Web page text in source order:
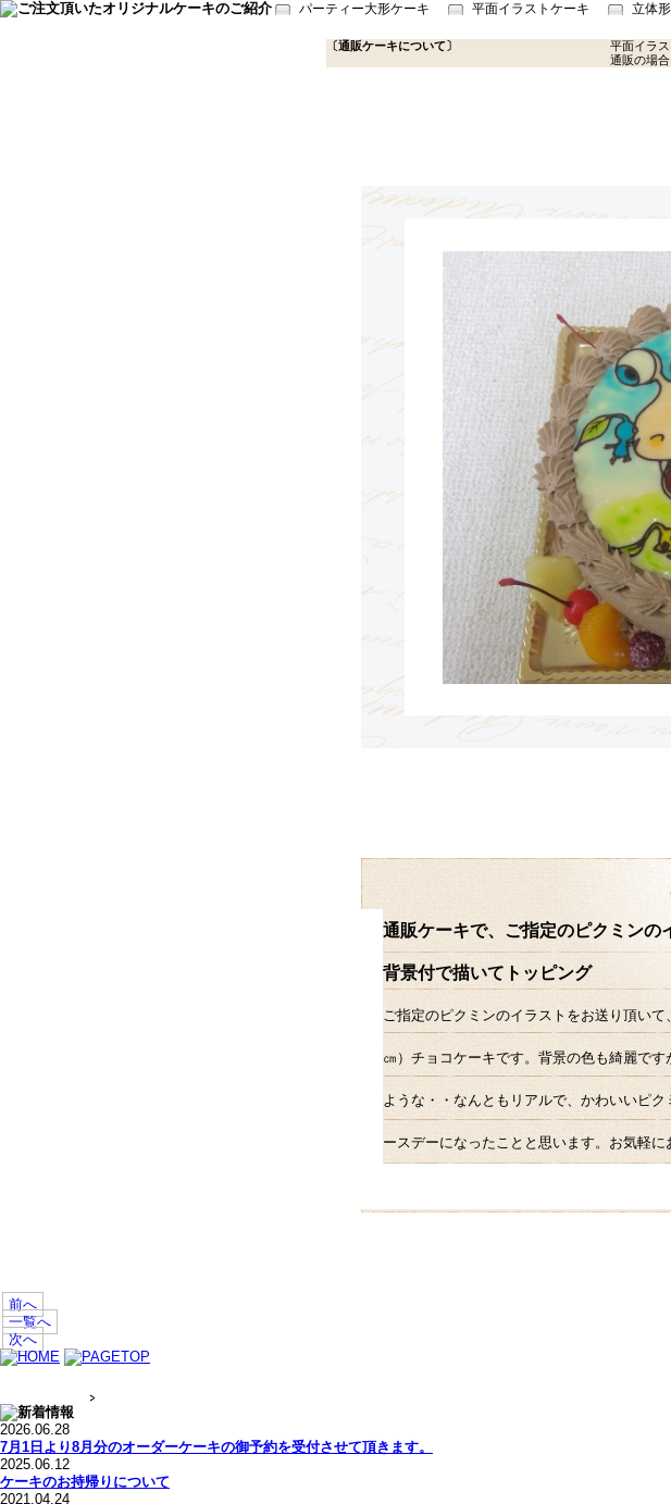
パーティー大形ケーキ 平面イラストケーキ 立体
〔通販ケーキについて〕
平面イラ
通販の場
通販ケーキで、ご指定のピクミンの
背景付で描いてトッピング
ご指定のピクミンのイラストをお送り頂い
㎝）チョコケーキです。背景の色も綺麗で
ような・・なんともリアルで、かわいいピ
ースデーになったことと思います。お気軽に
前へ
一覧へ
次へ
2026.06.28
7月1日より8月分のオーダーケーキの御予約を受付させて頂きます。
2025.06.12
ケーキのお持帰りについて
2021.04.24